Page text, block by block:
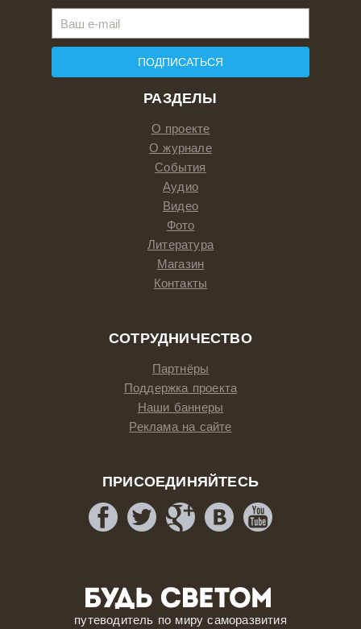
РАЗДЕЛЫ
О проекте
О журнале
События
Аудио
Видео
Фото
Литература
Магазин
Контакты
СОТРУДНИЧЕСТВО
Партнёры
Поддержка проекта
Наши баннеры
Реклама на сайте
ПРИСОЕДИНЯЙТЕСЬ
путеводитель по миру саморазвития
ПОДПИСАТЬСЯ